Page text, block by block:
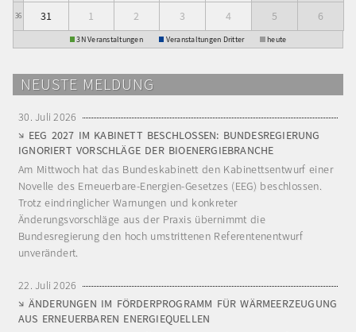
36 31 1 2 3 4 5 6
3N Veranstaltungen Veranstaltungen Dritter heute
NEUSTE MELDUNG
30. Juli 2026
EEG 2027 IM KABINETT BESCHLOSSEN: BUNDESREGIERUNG
IGNORIERT VORSCHLÄGE DER BIOENERGIEBRANCHE
Am Mittwoch hat das Bundeskabinett den Kabinettsentwurf einer
Novelle des Erneuerbare-Energien-Gesetzes (EEG) beschlossen.
Trotz eindringlicher Warnungen und konkreter
Änderungsvorschläge aus der Praxis übernimmt die
Bundesregierung den hoch umstrittenen Referentenentwurf
unverändert.
22. Juli 2026
ÄNDERUNGEN IM FÖRDERPROGRAMM FÜR WÄRMEERZEUGUNG
AUS ERNEUERBAREN ENERGIEQUELLEN